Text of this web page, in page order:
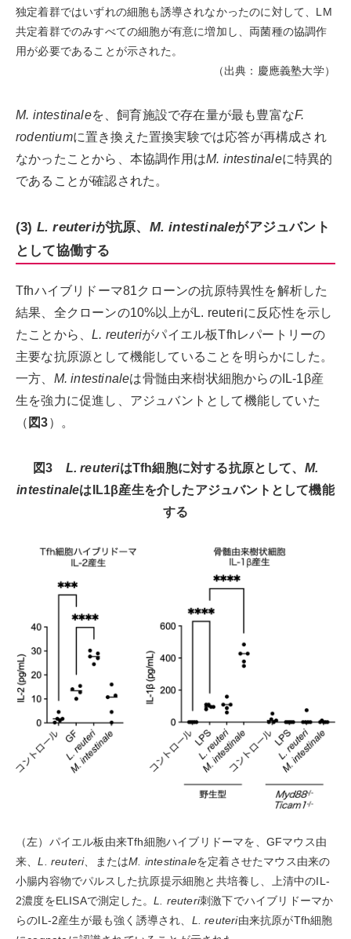
独定着群ではいずれの細胞も誘導されなかったのに対して、LM
共定着群でのみすべての細胞が有意に増加し、両菌種の協調作
用が必要であることが示された。
（出典：慶應義塾大学）
M. intestinaleを、飼育施設で存在量が最も豊富なF.
rodentiumに置き換えた置換実験では応答が再構成され
なかったことから、本協調作用はM. intestinaleに特異的
であることが確認された。
(3) L. reuteriが抗原、 M. intestinaleがアジュバント
として協働する
Tfhハイブリドーマ81クローンの抗原特異性を解析した
結果、全クローンの10%以上がL. reuteriに反応性を示し
たことから、L. reuteriがパイエル板Tfhレパートリーの
主要な抗原源として機能していることを明らかにした。
一方、 M. intestinaleは骨髄由来樹状細胞からのIL-1β産
生を強力に促進し、アジュバントとして機能していた
（ 図3）。
図3 L. reuteriはTfh細胞に対する抗原として、 M.
intestinaleはIL1β産⽣を介したアジュバントとして機能
する
（左）パイエル板由来Tfh細胞ハイブリドーマを、GFマウス由
来、L. reuteri、またはM. intestinaleを定着させたマウス由来の
小腸内容物でパルスした抗原提示細胞と共培養し、上清中のIL-
2濃度をELISAで測定した。 L. reuteri刺激下でハイブリドーマか
らのIL-2産生が最も強く誘導され、 L. reuteri由来抗原がTfh細胞